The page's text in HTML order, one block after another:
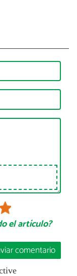
el artículo?
comentario